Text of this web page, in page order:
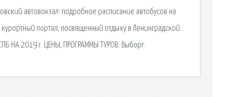
автовокзал: подробное расписание автобусов на
портал, посвященный отдыху в Ленинградской
НА 2019 г. ЦЕНЫ, ПРОГРАММЫ ТУРОВ. Выборг.